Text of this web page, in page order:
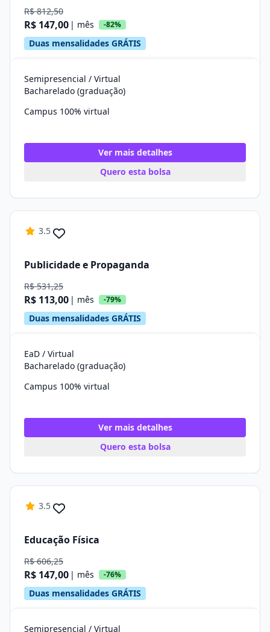
R$ 812,50
R$ 147,00 | mês -82%
Duas mensalidades GRÁTIS
Semipresencial / Virtual
Bacharelado (graduação)
Campus 100% virtual
Ver mais detalhes
Quero esta bolsa
3.5
Publicidade e Propaganda
R$ 531,25
R$ 113,00 | mês -79%
Duas mensalidades GRÁTIS
EaD / Virtual
Bacharelado (graduação)
Campus 100% virtual
Ver mais detalhes
Quero esta bolsa
3.5
Educação Física
R$ 606,25
R$ 147,00 | mês -76%
Duas mensalidades GRÁTIS
Semipresencial / Virtual